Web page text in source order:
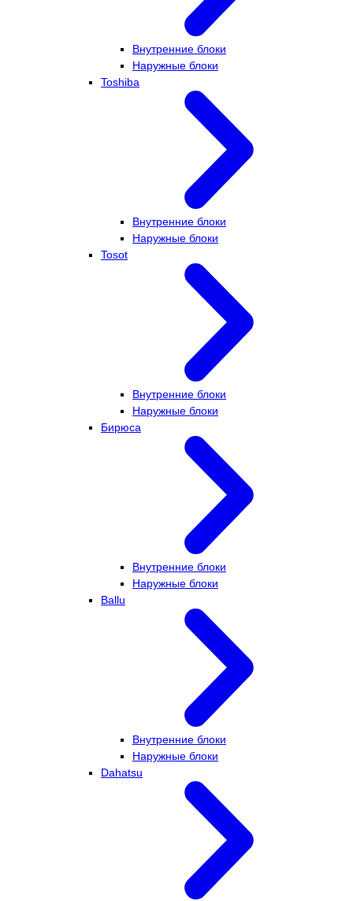
Внутренние блоки
Наружные блоки
Toshiba
Внутренние блоки
Наружные блоки
Tosot
Внутренние блоки
Наружные блоки
Бирюса
Внутренние блоки
Наружные блоки
Ballu
Внутренние блоки
Наружные блоки
Dahatsu